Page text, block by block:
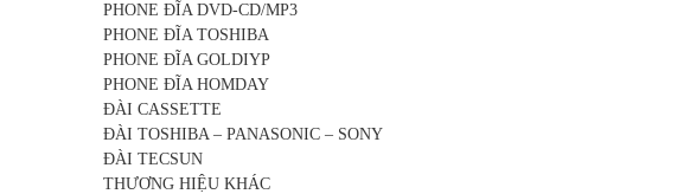
PHONE ĐĨA DVD-CD/MP3
PHONE ĐĨA TOSHIBA
PHONE ĐĨA GOLDIYP
PHONE ĐĨA HOMDAY
ĐÀI CASSETTE
ĐÀI TOSHIBA – PANASONIC – SONY
ĐÀI TECSUN
THƯƠNG HIỆU KHÁC